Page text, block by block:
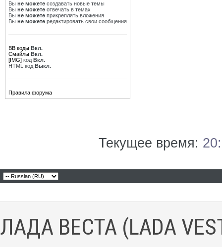
Вы не можете создавать новые темы
Вы не можете отвечать в темах
Вы не можете прикреплять вложения
Вы не можете редактировать свои сообщения
BB коды Вкл.
Смайлы Вкл.
[IMG] код Вкл.
HTML код Выкл.
Правила форума
Текущее время:
ЛАДА ВЕСТА (LADA